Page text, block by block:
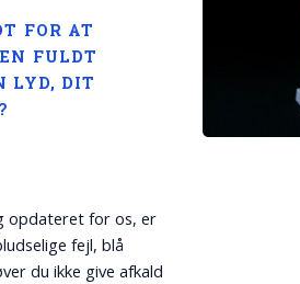
FOR AT
FULDT
LYD, DIT
opdateret for os, er
fejl, blå
du ikke give afkald